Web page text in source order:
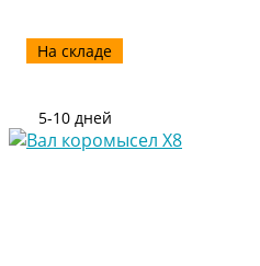
На складе
5-10 дней